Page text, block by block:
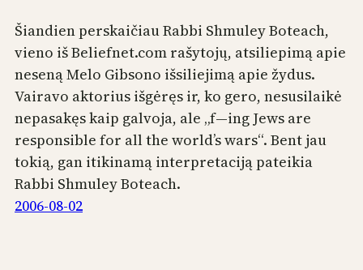
Šiandien perskaičiau Rabbi Shmuley Boteach,
vieno iš Beliefnet.com rašytojų, atsiliepimą apie
neseną Melo Gibsono išsiliejimą apie žydus.
Vairavo aktorius išgėręs ir, ko gero, nesusilaikė
nepasakęs kaip galvoja, ale „f—ing Jews are
responsible for all the world’s wars“. Bent jau
tokią, gan itikinamą interpretaciją pateikia
Rabbi Shmuley Boteach.
2006-08-02